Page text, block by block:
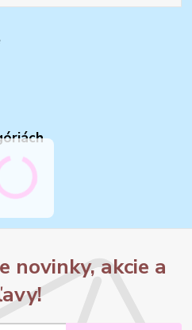
novinky, akcie a